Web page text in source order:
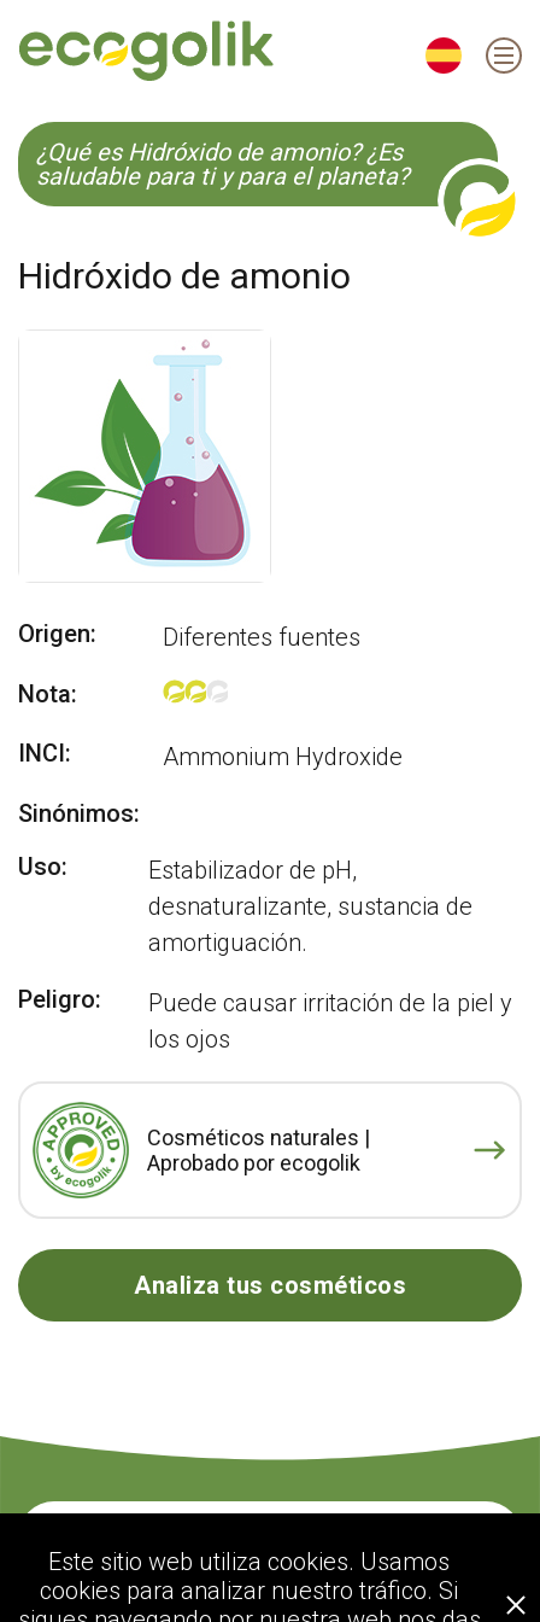
EN ES CS KO
¿Qué es Hidróxido de amonio? ¿Es
saludable para ti y para el planeta?
Hidróxido de amonio
Origen:
Diferentes fuentes
Nota:
INCI:
Ammonium Hydroxide
Sinónimos:
Uso:
Estabilizador de pH,
desnaturalizante, sustancia de
amortiguación.
Peligro:
Puede causar irritación de la piel y
los ojos
Cosméticos naturales |
Aprobado por ecogolik
Analiza tus cosméticos
Este sitio web utiliza cookies. Usamos
cookies para analizar nuestro tráfico. Si